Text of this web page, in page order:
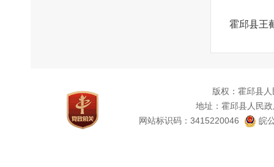
霍邱县王
版权：霍邱县
地址：霍邱县人民
网站标识码：3415220046
皖